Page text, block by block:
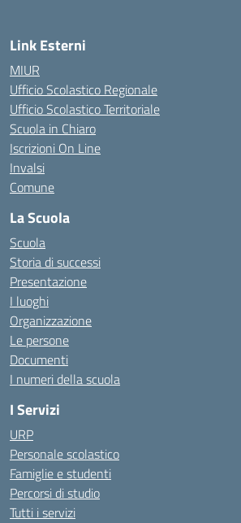
Link Esterni
MIUR
Ufficio Scolastico Regionale
Ufficio Scolastico Territoriale
Scuola in Chiaro
Iscrizioni On Line
Invalsi
Comune
La Scuola
Scuola
Storia di successi
Presentazione
I luoghi
Organizzazione
Le persone
Documenti
I numeri della scuola
I Servizi
URP
Personale scolastico
Famiglie e studenti
Percorsi di studio
Tutti i servizi